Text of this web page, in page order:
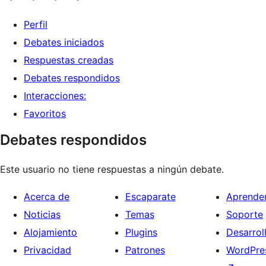
Perfil
Debates iniciados
Respuestas creadas
Debates respondidos
Interacciones:
Favoritos
Debates respondidos
Este usuario no tiene respuestas a ningún debate.
Acerca de
Noticias
Alojamiento
Privacidad
Escaparate
Temas
Plugins
Patrones
Soporte